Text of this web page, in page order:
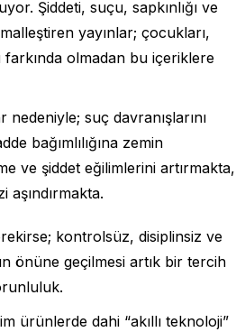
Şiddeti, suçu, sapkınlığı ve
yayınlar; çocukları,
olmadan bu içeriklere
suç davranışlarını
bağımlılığına zemin
ve şiddet eğilimlerini artırmakta,
aşındırmakta.
kontrolsüz, disiplinsiz ve
önüne geçilmesi artık bir tercih
ürünlerde dahi “akıllı teknoloji”